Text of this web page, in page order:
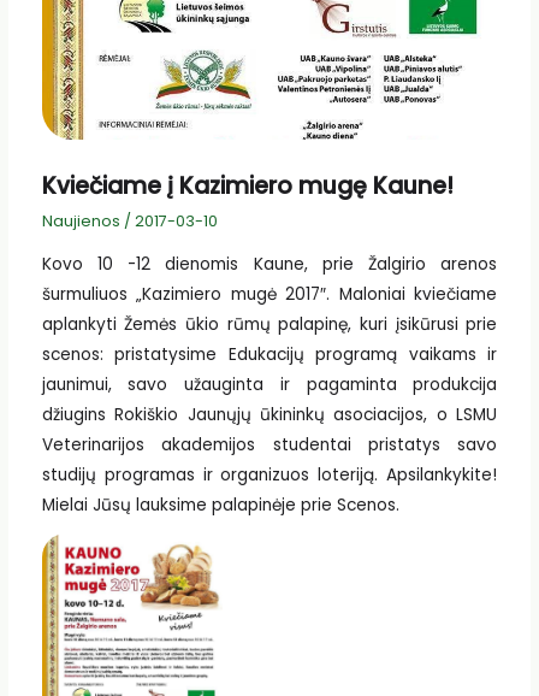
Kviečiame į Kazimiero mugę Kaune!
Naujienos / 2017-03-10
Kovo 10 -12 dienomis Kaune, prie Žalgirio arenos
šurmuliuos „Kazimiero mugė 2017″. Maloniai kviečiame
aplankyti Žemės ūkio rūmų palapinę, kuri įsikūrusi prie
scenos: pristatysime Edukacijų programą vaikams ir
jaunimui, savo užauginta ir pagaminta produkcija
džiugins Rokiškio Jaunųjų ūkininkų asociacijos, o LSMU
Veterinarijos akademijos studentai pristatys savo
studijų programas ir organizuos loteriją. Apsilankykite!
Mielai Jūsų lauksime palapinėje prie Scenos.